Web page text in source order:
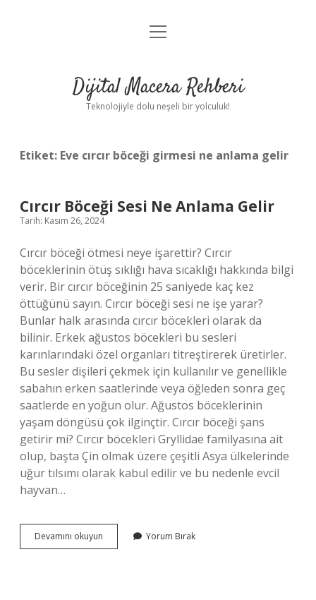
Anasayfa
Yasal Uyarı
menüyü
Dijital Macera Rehberi
Teknolojiyle dolu neşeli bir yolculuk!
Etiket: Eve cırcır böceği girmesi ne anlama gelir
Cırcır Böceği Sesi Ne Anlama Gelir
Tarih: Kasım 26, 2024
Cırcır böceği ötmesi neye işarettir? Cırcır
böceklerinin ötüş sıklığı hava sıcaklığı hakkında bilgi
verir. Bir cırcır böceğinin 25 saniyede kaç kez
öttüğünü sayın. Cırcır böceği sesi ne işe yarar?
Bunlar halk arasında cırcır böcekleri olarak da
bilinir. Erkek ağustos böcekleri bu sesleri
karınlarındaki özel organları titreştirerek üretirler.
Bu sesler dişileri çekmek için kullanılır ve genellikle
sabahın erken saatlerinde veya öğleden sonra geç
saatlerde en yoğun olur. Ağustos böceklerinin
yaşam döngüsü çok ilginçtir. Cırcır böceği şans
getirir mi? Cırcır böcekleri Gryllidae familyasına ait
olup, başta Çin olmak üzere çeşitli Asya ülkelerinde
uğur tılsımı olarak kabul edilir ve bu nedenle evcil
hayvan…
Devamını okuyun
Böceği
Yorum Bırak